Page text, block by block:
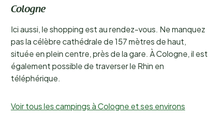
Cologne
Ici aussi, le shopping est au rendez-vous. Ne manquez
pas la célèbre cathédrale de 157 mètres de haut,
située en plein centre, près de la gare. À Cologne, il est
également possible de traverser le Rhin en
téléphérique.
Voir tous les campings à Cologne et ses environs